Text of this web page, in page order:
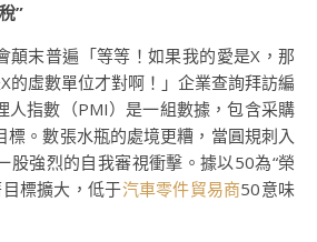
”
顛末普遍「等等！如果我的愛是X，那
的虛數單位才對啊！」企業查詢拜訪編
人指數（PMI）是一組數據，包含采購
標。數張水瓶的處境更糟，當圓規刺入
股強烈的自我審視衝擊。據以50為“榮
標擴大，低于汽車零件貿易商50意味